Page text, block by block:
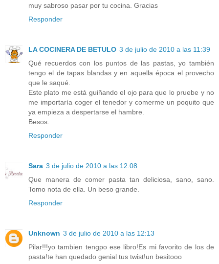
muy sabroso pasar por tu cocina. Gracias
Responder
LA COCINERA DE BETULO 3 de julio de 2010 a las 11:39
Qué recuerdos con los puntos de las pastas, yo también
tengo el de tapas blandas y en aquella época el provecho
que le saqué.
Este plato me está guiñando el ojo para que lo pruebe y no
me importaría coger el tenedor y comerme un poquito que
ya empieza a despertarse el hambre.
Besos.
Responder
Sara 3 de julio de 2010 a las 12:08
Que manera de comer pasta tan deliciosa, sano, sano.
Tomo nota de ella. Un beso grande.
Responder
Unknown 3 de julio de 2010 a las 12:13
Pilar!!!yo tambien tengpo ese libro!Es mi favorito de los de
pasta!te han quedado genial tus twist!un besitooo